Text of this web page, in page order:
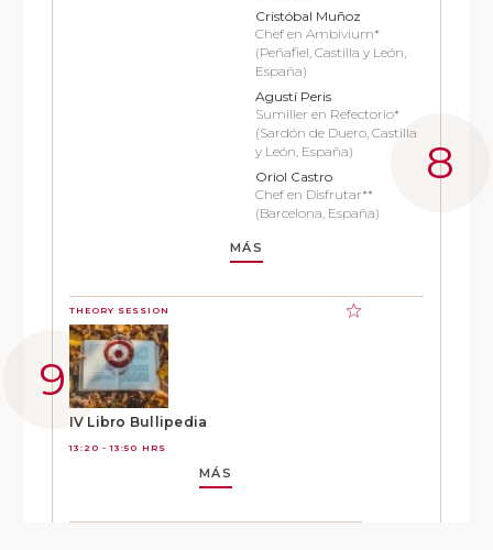
Cristóbal Muñoz
Chef en Ambivium*
(Peñafiel, Castilla y León,
España)
Agustí Peris
Sumiller en Refectorio*
(Sardón de Duero, Castilla
y León, España)
Oriol Castro
Chef en Disfrutar**
(Barcelona, España)
MÁS
THEORY SESSION
IV Libro Bullipedia
13:20 - 13:50 HRS
MÁS